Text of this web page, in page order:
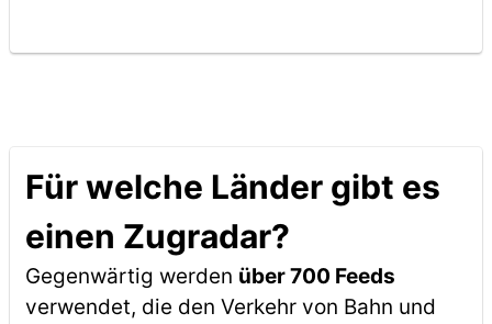
Für welche Länder gibt es
einen Zugradar?
Gegenwärtig werden über 700 Feeds
verwendet, die den Verkehr von Bahn und